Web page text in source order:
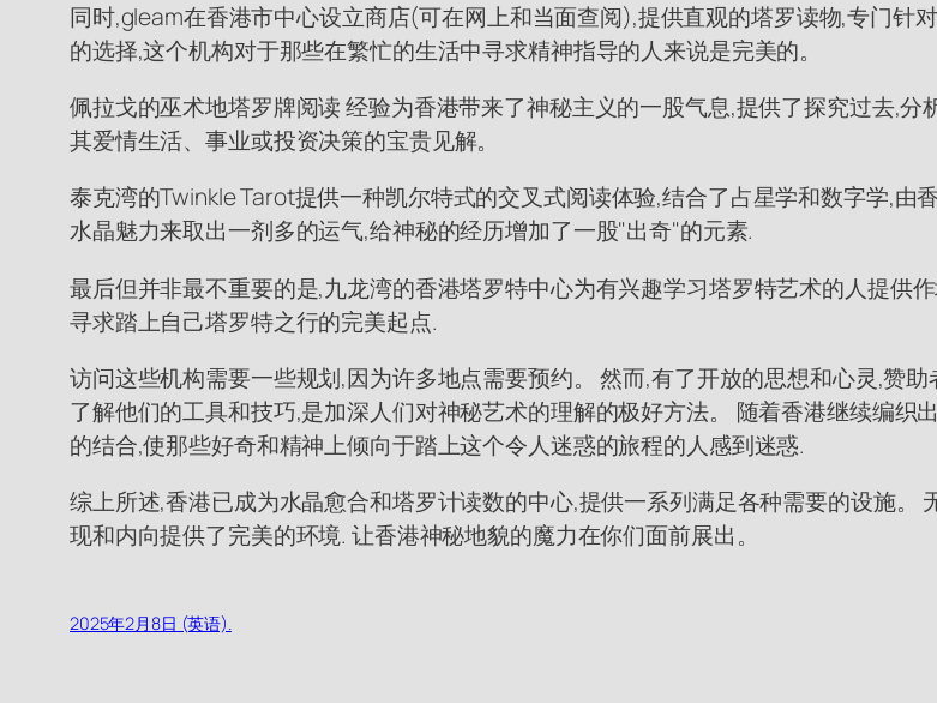
同时,gleam在香港市中心设立商店(可在网上和当面查阅),提供直观的塔罗读物,专门针
的选择,这个机构对于那些在繁忙的生活中寻求精神指导的人来说是完美的。
佩拉戈的巫术地塔罗牌阅读 经验为香港带来了神秘主义的一股气息,提供了探究过去,
其爱情生活、事业或投资决策的宝贵见解。
泰克湾的Twinkle Tarot提供一种凯尔特式的交叉式阅读体验,结合了占星学和数字学,由
水晶魅力来取出一剂多的运气,给神秘的经历增加了一股"出奇"的元素.
最后但并非最不重要的是,九龙湾的香港塔罗特中心为有兴趣学习塔罗特艺术的人提供
寻求踏上自己塔罗特之行的完美起点.
访问这些机构需要一些规划,因为许多地点需要预约。 然而,有了开放的思想和心灵,赞
了解他们的工具和技巧,是加深人们对神秘艺术的理解的极好方法。 随着香港继续编
的结合,使那些好奇和精神上倾向于踏上这个令人迷惑的旅程的人感到迷惑.
综上所述,香港已成为水晶愈合和塔罗计读数的中心,提供一系列满足各种需要的设施
现和内向提供了完美的环境. 让香港神秘地貌的魔力在你们面前展出。
2025年2月8日 (英语).